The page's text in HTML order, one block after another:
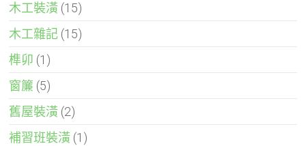
木工裝潢 (15)
木工雜記 (15)
榫卯 (1)
窗簾 (5)
舊屋裝潢 (2)
補習班裝潢 (1)